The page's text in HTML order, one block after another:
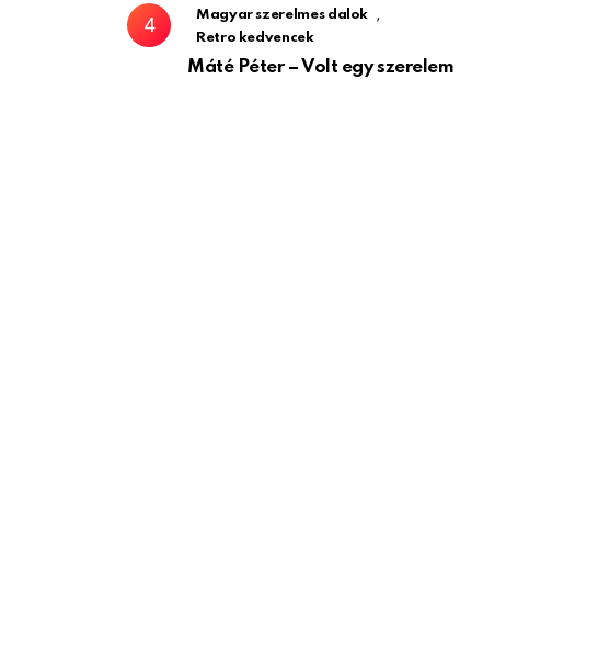
Magyar szerelmes dalok ,
Retro kedvencek
Máté Péter – Volt egy szerelem